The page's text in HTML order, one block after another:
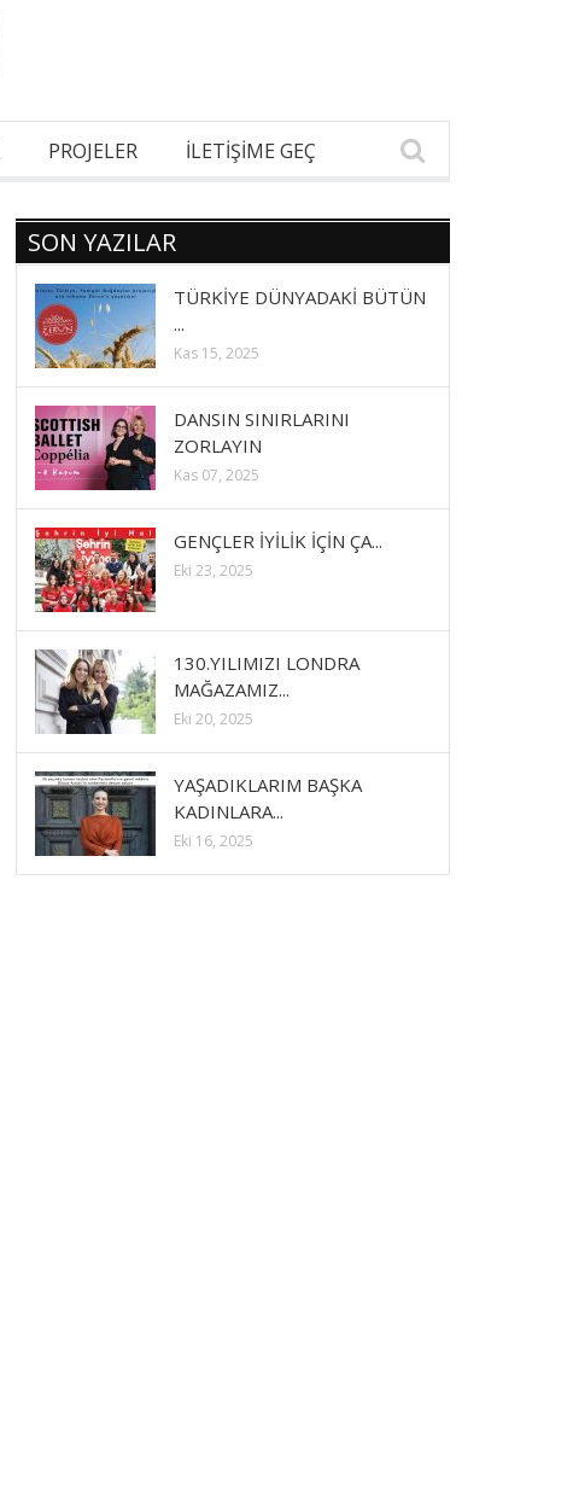
PROJELER İLETİŞİME GEÇ
SON YAZILAR
TÜRKİYE DÜNYADAKİ BÜTÜN
...
Kas 15, 2025
DANSIN SINIRLARINI
ZORLAYIN
Kas 07, 2025
GENÇLER İYİLİK İÇİN ÇA...
Eki 23, 2025
130.YILIMIZI LONDRA
MAĞAZAMIZ...
Eki 20, 2025
YAŞADIKLARIM BAŞKA
KADINLARA...
Eki 16, 2025